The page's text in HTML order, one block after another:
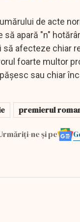
de acte
apară "n"
afecteze chiar
foarte multor
sau chiar
premierul
ne și pe